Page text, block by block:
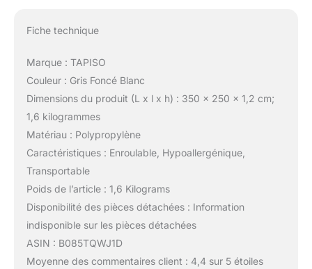
Fiche technique
Marque : TAPISO
Couleur : Gris Foncé Blanc
Dimensions du produit (L x l x h) : 350 x 250 x 1,2 cm;
1,6 kilogrammes
Matériau : Polypropylène
Caractéristiques : Enroulable, Hypoallergénique,
Transportable
Poids de l’article : 1,6 Kilograms
Disponibilité des pièces détachées : Information
indisponible sur les pièces détachées
ASIN : B085TQWJ1D
Moyenne des commentaires client : 4,4 sur 5 étoiles